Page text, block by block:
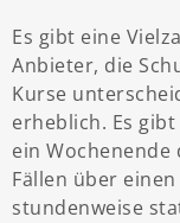
Es gibt eine
Anbieter, die
Kurse
erheblich. Es
ein
Fällen über
stundenweise